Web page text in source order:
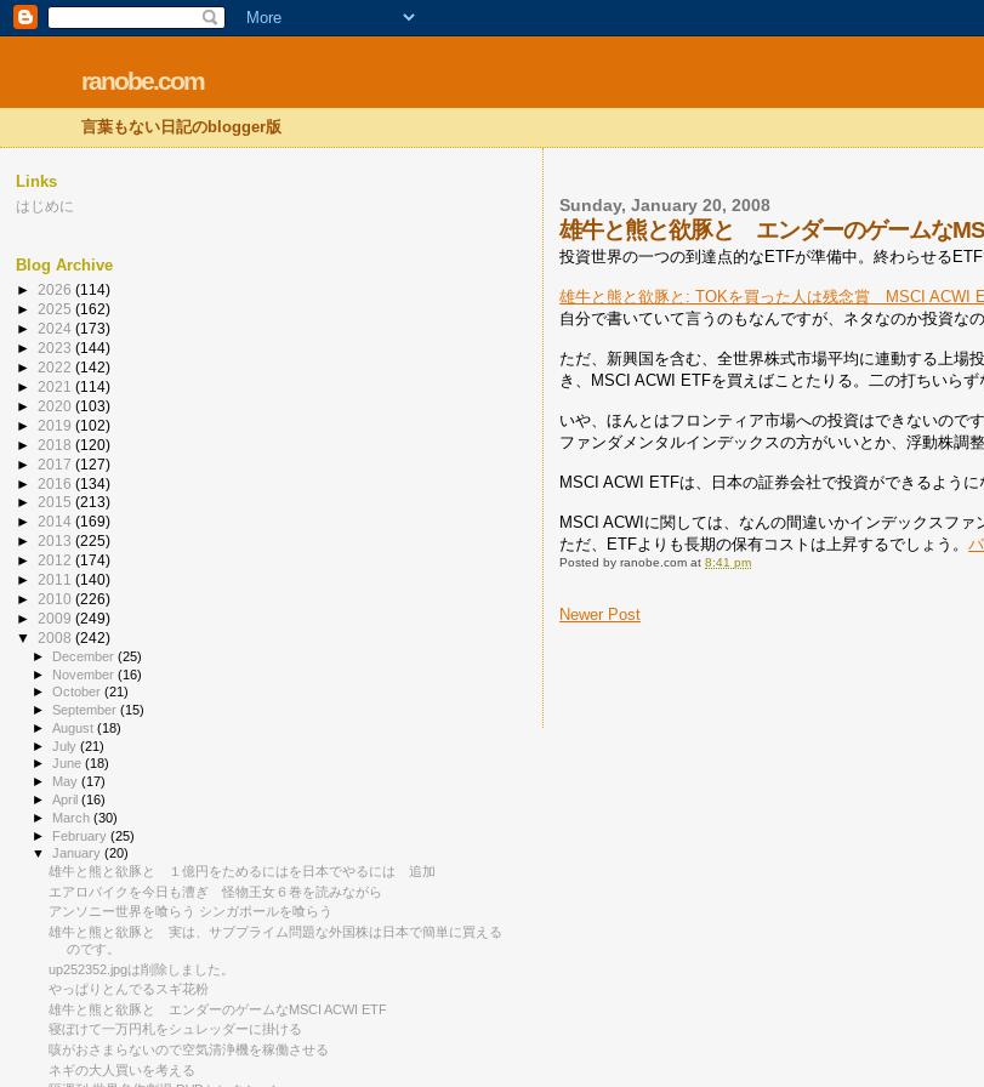
ranobe.com
言葉もない日記のblogger版
Sunday, January 20, 2008
雄牛と熊と欲豚と エンダーのゲームな
投資世界の一つの到達点的なETFが準備中。終わらせるETF
雄牛と熊と欲豚と: TOKを買った人は残念賞 MSCI ACWI
自分で書いていて言うのもなんですが、ネタなのか投資
ただ、新興国を含む、全世界株式市場平均に連動する上場
き、MSCI ACWI ETFを買えばことたりる。二の打ちいらず
いや、ほんとはフロンティア市場への投資はできないので
ファンダメンタルインデックスの方がいいとか、浮動株調
MSCI ACWI ETFは、日本の証券会社で投資ができるように
MSCI ACWIに関しては、なんの間違いかインデックスフ
ただ、ETFよりも長期の保有コストは上昇するでしょう。
Posted byranobe.com at8:41 pm
Newer Post
Links
はじめに
Blog Archive
► 2026 (114)
► 2025 (162)
► 2024 (173)
► 2023 (144)
► 2022 (142)
► 2021 (114)
► 2020 (103)
► 2019 (102)
► 2018 (120)
► 2017 (127)
► 2016 (134)
► 2015 (213)
► 2014 (169)
► 2013 (225)
► 2012 (174)
► 2011 (140)
► 2010 (226)
► 2009 (249)
▼ 2008 (242)
► December(25)
► November(16)
►October(21)
►September(15)
►August(18)
►July(21)
►June(18)
► May(17)
►April(16)
► March(30)
► February(25)
▼January(20)
雄牛と熊と欲豚と １億円をためるにはを日本でやるには 追加
エアロバイクを今日も漕ぎ 怪物王女６巻を読みながら
アンソニー世界を喰らう シンガポールを喰らう
雄牛と熊と欲豚と 実は、サブプライム問題な外国株は日本で簡単に買える
のです。
up252352.jpgは削除しました。
やっぱりとんでるスギ花粉
雄牛と熊と欲豚と エンダーのゲームなMSCI ACWI ETF
寝ぼけて一万円札をシュレッダーに掛ける
咳がおさまらないので空気清浄機を稼働させる
ネギの大人買いを考える